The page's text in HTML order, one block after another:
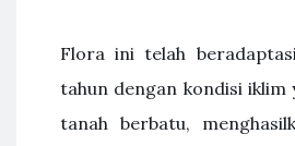
Flora ini telah
tahun dengan kondisi iklim
tanah berbatu,